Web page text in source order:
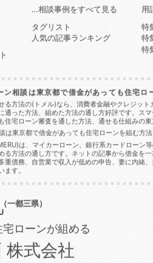
…相談事例をすべて見る
タグリスト
人気の記事ランキング
用
特
特
特
相談は東京都で借金があっても住宅ロ
る方法の(トメル)なら、消費者金融やクレジッ
通った方法、組めた方法の通し方好評です。ス
住宅ローン審査を通した方法、通せる仕組みの
は東京都で借金があっても住宅ローンを組む方
は、マイカーローン、銀行系カードローン
る方法の通し方です。ネットの記事から借金を
重債務、自営業で収入が低めの申告、妻に内緒
す。
一都三県）
ローンが組める
株式会社